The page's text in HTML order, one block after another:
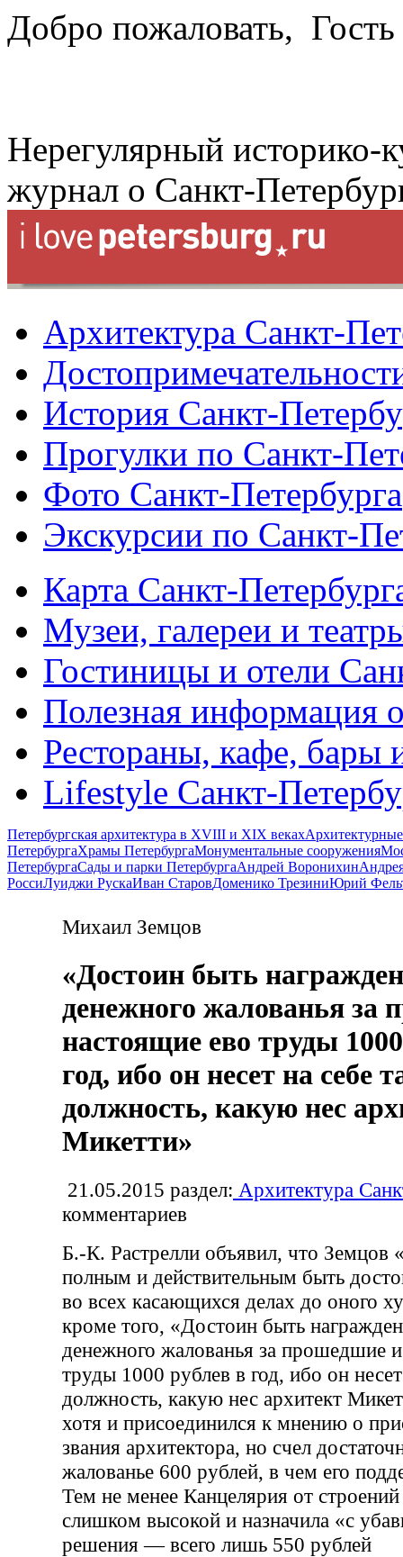
Добро пожаловать, Гость
Нерегулярный историко-
журнал о Санкт-
Архитектура Санкт-
История Санкт-
Прогулки по Санкт-
Фото Санкт-Петербурга
Экскурсии по Санкт-
Карта Санкт-
Музеи, галереи и
Гостиницы и отели
Полезная информация
Рестораны, кафе, бары
Lifestyle Санкт-
Петербургская архитектура в XVIII и XIX веках
ПетербургаХрамы ПетербургаМонументальные сооружения
ПетербургаСады и парки ПетербургаАндрей Воронихин
РоссиЛуиджи РускаИван СтаровДоменико ТрезиниЮрий
Михаил Земцов
«Достоин быть
денежного жалованья за
настоящие ево труды
год, ибо он несет на себе
должность, какую нес
Микетти»
21.05.2015 раздел: Архитектура
комментариев
Б.-К. Растрелли объявил, что Земцов
полным и действительным быть
во всех касающихся делах до оного
кроме того, «Достоин быть
денежного жалованья за прошедшие
труды 1000 рублев в год, ибо он
должность, какую нес архитект
хотя и присоединился к мнению о
звания архитектора, но счел
жалованье 600 рублей, в чем его
Тем не менее Канцелярия от
слишком высокой и назначила «с
решения — всего лишь 550 рублей